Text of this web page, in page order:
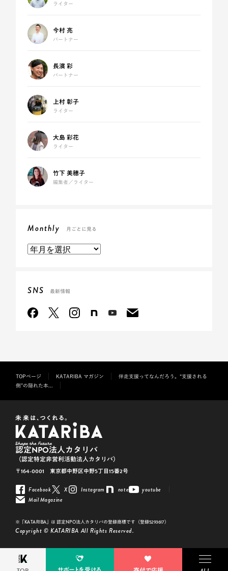
ライター
今村 亮
パートナー
長濱 彩
パートナー
上村 彰子
ライター
大島 彩花
ライター
竹下 美穂子
編集者／ライター
Monthly 月ごとに見る
SNS 最新情報
TOPページ KATARIBA マガジン
伴走支援ってなんだろう。“支援される
側”の隠れた本...
Facebook X Instagram note
youtube
Mail Magazine
認定NPO法人カタリバ
（認定特定非営利活動法人カタリバ）
〒164-0001 東京都中野区中野5丁目15番2号
※「KATARIBA」は 認定NPO法人カタリバの登録商標です（登録5293617）
Copyright © KATARIBA All Rights Reserved.